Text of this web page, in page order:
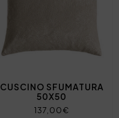
CUSCINO SFUMATURA
50X50
137,00€